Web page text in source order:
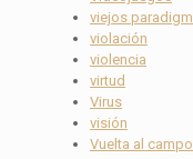
viejos
violación
violencia
virtud
Virus
visión
Vuelta al campo